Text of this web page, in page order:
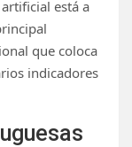
está a
que coloca
indicadores